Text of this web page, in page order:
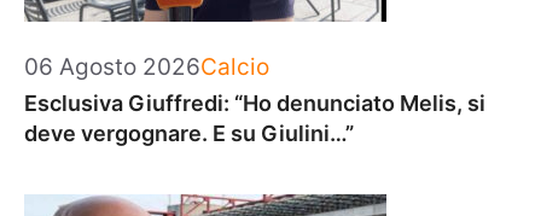
06 Agosto 2026Categorie
Calcio
Esclusiva Giuffredi: “Ho denunciato Melis, si
deve vergognare. E su Giulini…”